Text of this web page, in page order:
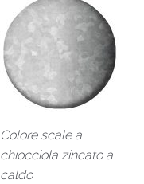
Colore scale a
chiocciola zincato a
caldo